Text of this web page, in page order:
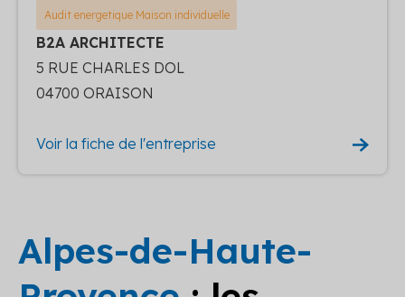
Audit energetique Maison individuelle
B2A ARCHITECTE
5 RUE CHARLES DOL
04700 ORAISON
Voir la fiche de l'entreprise
Alpes-de-Haute-